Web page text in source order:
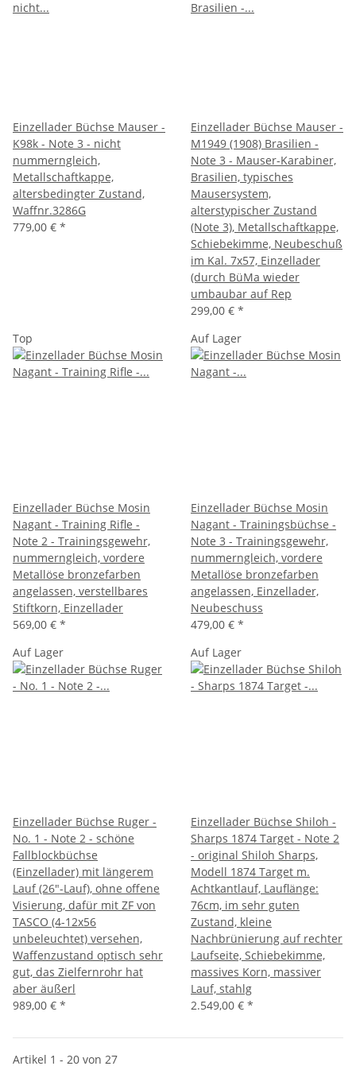
Einzellader Büchse Mauser -
K98k - Note 3 - nicht
nummerngleich,
Metallschaftkappe,
altersbedingter Zustand,
Waffnr.3286G
779,00 € *
Einzellader Büchse Mauser -
M1949 (1908) Brasilien -
Note 3 - Mauser-Karabiner,
Brasilien, typisches
Mausersystem,
alterstypischer Zustand
(Note 3), Metallschaftkappe,
Schiebekimme, Neubeschuß
im Kal. 7x57, Einzellader
(durch BüMa wieder
umbaubar auf Rep
299,00 € *
Top
Einzellader Büchse Mosin
Nagant - Training Rifle -
Note 2 - Trainingsgewehr,
nummerngleich, vordere
Metallöse bronzefarben
angelassen, verstellbares
Stiftkorn, Einzellader
569,00 € *
Auf Lager
Einzellader Büchse Mosin
Nagant - Trainingsbüchse -
Note 3 - Trainingsgewehr,
nummerngleich, vordere
Metallöse bronzefarben
angelassen, Einzellader,
Neubeschuss
479,00 € *
Auf Lager
Einzellader Büchse Ruger -
No. 1 - Note 2 - schöne
Fallblockbüchse
(Einzellader) mit längerem
Lauf (26"-Lauf), ohne offene
Visierung, dafür mit ZF von
TASCO (4-12x56
unbeleuchtet) versehen,
Waffenzustand optisch sehr
gut, das Zielfernrohr hat
aber äußerl
989,00 € *
Auf Lager
Einzellader Büchse Shiloh -
Sharps 1874 Target - Note 2
- original Shiloh Sharps,
Modell 1874 Target m.
Achtkantlauf, Lauflänge:
76cm, im sehr guten
Zustand, kleine
Nachbrünierung auf rechter
Laufseite, Schiebekimme,
massives Korn, massiver
Lauf, stahlg
2.549,00 € *
Artikel 1 - 20 von 27